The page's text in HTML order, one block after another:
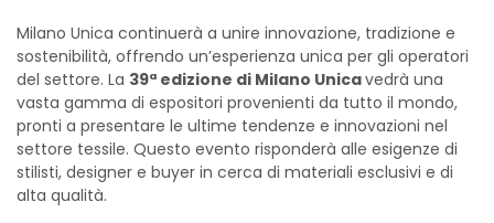
Milano Unica continuerà a unire innovazione, tradizione e
sostenibilità, offrendo un’esperienza unica per gli operatori
del settore. La 39ª edizione di Milano Unicavedrà una
vasta gamma di espositori provenienti da tutto il mondo,
pronti a presentare le ultime tendenze e innovazioni nel
settore tessile. Questo evento risponderà alle esigenze di
stilisti, designer e buyer in cerca di materiali esclusivi e di
alta qualità.